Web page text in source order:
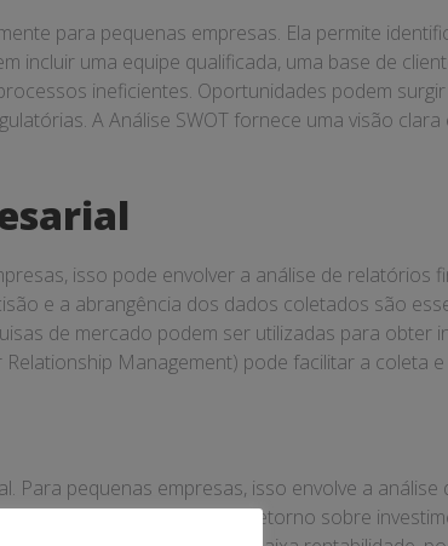
para pequenas empresas. Ela permite
incluir uma equipe qualificada, uma base de
ineficientes. Oportunidades podem
A Análise SWOT fornece uma visão
isso pode envolver a análise de relatórios
e a abrangência dos dados coletados são
de mercado podem ser utilizadas para obter
Management) pode facilitar a coleta
pequenas empresas, isso envolve a
como margem de lucro, retorno sobre